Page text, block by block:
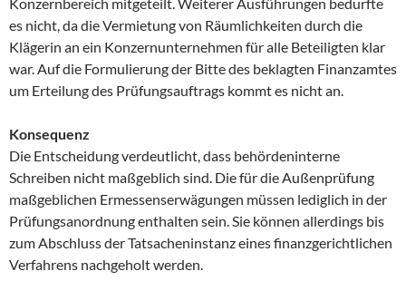
es nicht, da die Vermietung von Räumlichkeiten durch die
Klägerin an ein Konzernunternehmen für alle Beteiligten klar
war. Auf die Formulierung der Bitte des beklagten Finanzamtes
um Erteilung des Prüfungsauftrags kommt es nicht an.
Konsequenz
Die Entscheidung verdeutlicht, dass behördeninterne
Schreiben nicht maßgeblich sind. Die für die Außenprüfung
maßgeblichen Ermessenserwägungen müssen lediglich in der
Prüfungsanordnung enthalten sein. Sie können allerdings bis
zum Abschluss der Tatsacheninstanz eines finanzgerichtlichen
Verfahrens nachgeholt werden.